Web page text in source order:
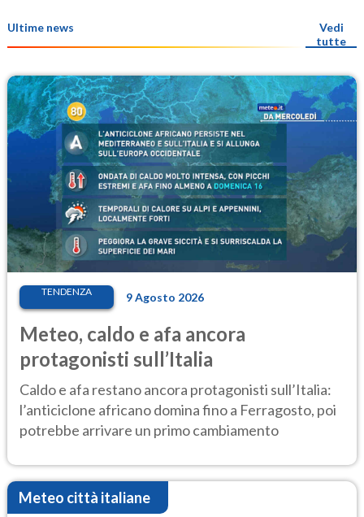
Ultime news
Vedi
tutte
TENDENZA 9 Agosto 2026
Meteo, caldo e afa ancora
protagonisti sull’Italia
Caldo e afa restano ancora protagonisti sull’Italia:
l’anticiclone africano domina fino a Ferragosto, poi
potrebbe arrivare un primo cambiamento
Meteo città italiane